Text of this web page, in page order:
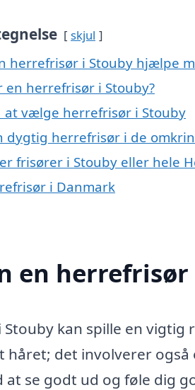
skjul
herrefrisør i Stouby hjælpe
en herrefrisør i Stouby?
at vælge herrefrisør i Stouby
dygtig herrefrisør i de
frisører i Stouby eller hele
i Danmark
en
kan spille en
håret; det involverer
se godt ud og føle dig